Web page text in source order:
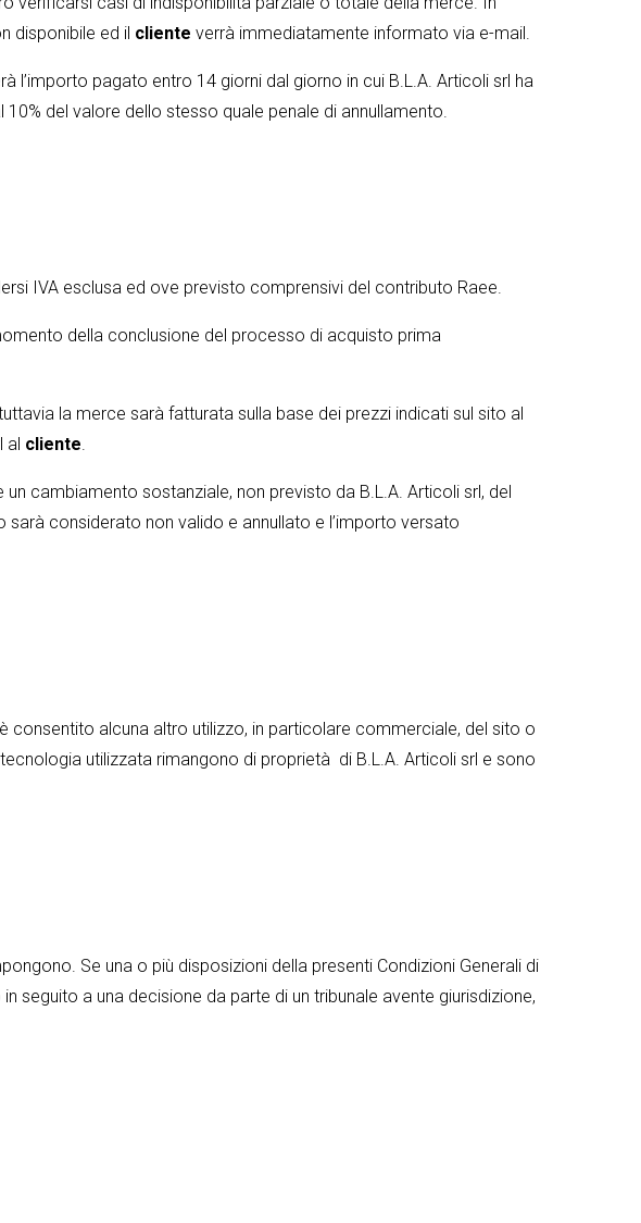
disponibile ed il cliente verrà immediatamente informato via e-mail.
l’importo pagato entro 14 giorni dal giorno in cui B.L.A. Articoli srl ha
del valore dello stesso quale penale di annullamento.
IVA esclusa ed ove previsto comprensivi del contributo Raee.
della conclusione del processo di acquisto prima
la merce sarà fatturata sulla base dei prezzi indicati sul sito al
al cliente.
cambiamento sostanziale, non previsto da B.L.A. Articoli srl, del
sarà considerato non valido e annullato e l’importo versato
consentito alcuna altro utilizzo, in particolare commerciale, del sito o
utilizzata rimangono di proprietà di B.L.A. Articoli srl e sono
Se una o più disposizioni della presenti Condizioni Generali di
seguito a una decisione da parte di un tribunale avente giurisdizione,